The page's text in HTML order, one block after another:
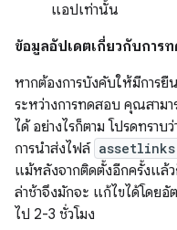
แอปเท่านั้น
ข้อมูลอัปเดตเกี่ยวกับการ
หากต้องการบังคับให้มีการ
ระหว่างการทดสอบ คุณสาม
ได้ อย่างไรก็ตาม โปรดทราบ
การนำส่งไฟล์
แม้หลังจากติดตั้งอีกครั้งแล้ว
ล่าช้าจึงมักจะ แก้ไขได้โดย
ไป 2-3 ชั่วโมง